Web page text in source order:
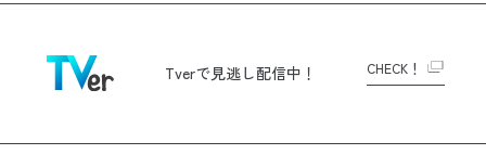
Tverで見逃し配信中！ CHECK！